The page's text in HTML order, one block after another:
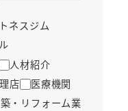
ネスジム
人材紹介
店
医療機関
・リフォーム業